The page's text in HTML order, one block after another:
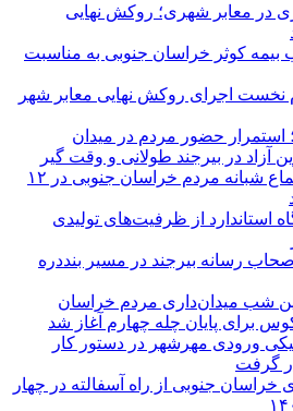
در معابر شهری؛ روکش نهایی
بیمه کوثر خراسان جنوبی به مناسبت
نخست اجرای روکش نهایی معابر شهر
حضور مردم در میدان
آزاد در بیرجند طولانی و وقت گیر
صدوپنجاه‌ونهمین اجتماع شبانه مردم خراسان جنوبی در ۱۲
استاندارد از ظرفیت‌های تولیدی
رسانه بیرجند در مسیر بنددره
شب میدان‌داری مردم خراسان
برای پایان چله چهارم آغاز شد
ورودی مهرشهر در دستور کار
گرفت
۱۱ روستای خراسان جنوبی از راه آسفالته در چهار